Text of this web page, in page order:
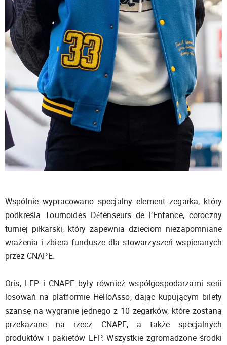
Wspólnie wypracowano specjalny element zegarka, który
podkreśla Tournoides Défenseurs de l’Enfance, coroczny
turniej piłkarski, który zapewnia dzieciom niezapomniane
wrażenia i zbiera fundusze dla stowarzyszeń wspieranych
przez CNAPE.
Oris, LFP i CNAPE były również współgospodarzami serii
losowań na platformie HelloAsso, dając kupującym bilety
szansę na wygranie jednego z 10 zegarków, które zostaną
przekazane na rzecz CNAPE, a także specjalnych
produktów i pakietów LFP. Wszystkie zgromadzone środki